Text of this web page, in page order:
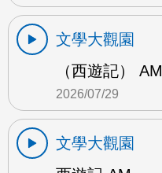
文學大觀園
（西遊記） AM
2026/07/29
文學大觀園